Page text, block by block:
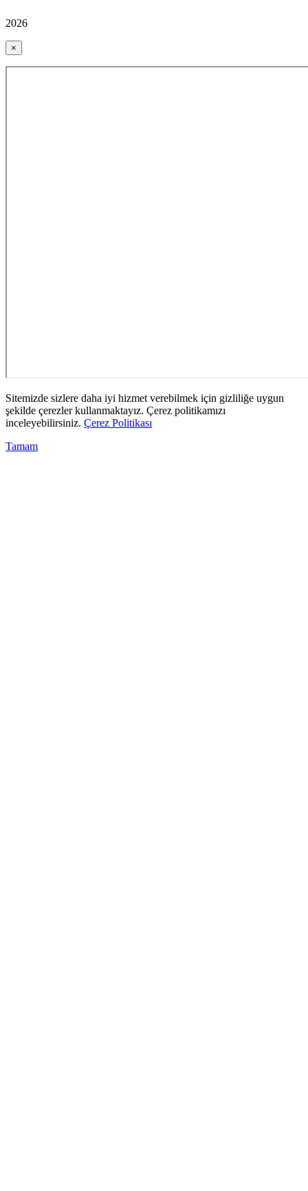
2026
×
Sitemizde sizlere daha iyi hizmet verebilmek için gizliliğe uygun
şekilde çerezler kullanmaktayız. Çerez politikamızı
inceleyebilirsiniz. Çerez Politikası
Tamam